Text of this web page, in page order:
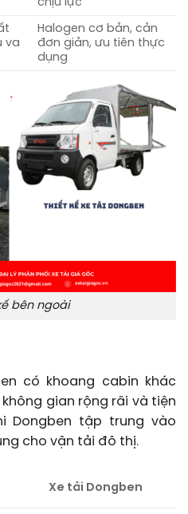
va
Halogen cơ bản, cản
đơn giản, ưu tiên thực
dụng
bên ngoài
có khoang cabin khác
gian rộng rãi và tiện
Dongben tập trung vào
cho vận tải đô thị.
Xe tải Dongben